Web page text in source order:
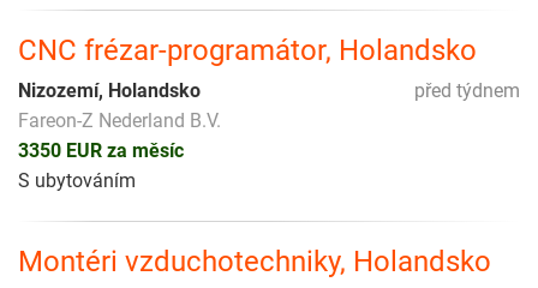
CNC frézar-programátor, Holandsko
před týdnem
Nizozemí, Holandsko
Fareon-Z Nederland B.V.
3350 EUR za měsíc
S ubytováním
Montéri vzduchotechniky, Holandsko